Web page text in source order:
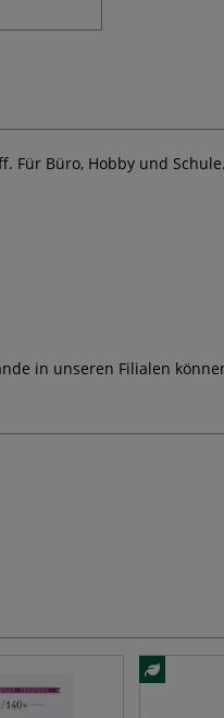
Büro, Hobby und
in unseren Filialen